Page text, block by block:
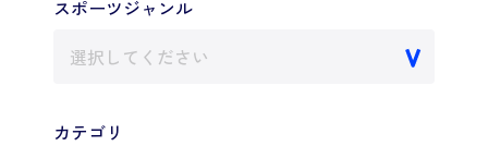
スポーツジャンル
選択してください
カテゴリ